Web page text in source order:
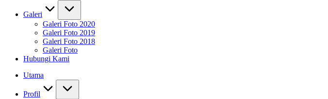
Galeri
Galeri Foto 2020
Galeri Foto 2019
Galeri Foto 2018
Galeri Foto
Hubungi Kami
Utama
Profil